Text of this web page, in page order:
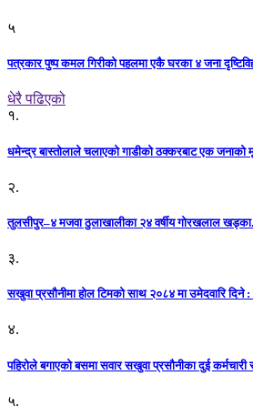
५
पत्रकार पुष्प कमल गिरीको पहलमा एकै घरका ४ जना
धेरै पढिएको
१.
धमेन्द्र बास्तोलाले चलाएको गाडीको ठक्करबाट एक जनाको
२.
तुलसीपुर–४ मजवा ठुलाखालीका २४ वर्षीय गोरखलाल
३.
सखुवा प्रसौनीमा होल टिमको साथ २०८४ मा उमेदवारि दिने :
४.
पहिराेले बगाएकाे बसमा सवार सखुवा प्रसाैनीका दुई कर्मचारी
५.